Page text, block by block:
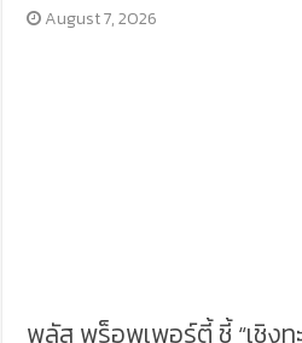
August 7, 2026
พลัส พร็อพเพอร์ตี้ ชี้ “เชิงท